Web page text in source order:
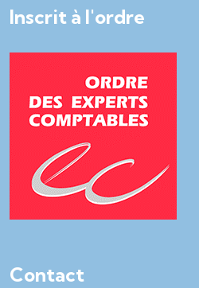
Inscrit à l'ordre
Contact